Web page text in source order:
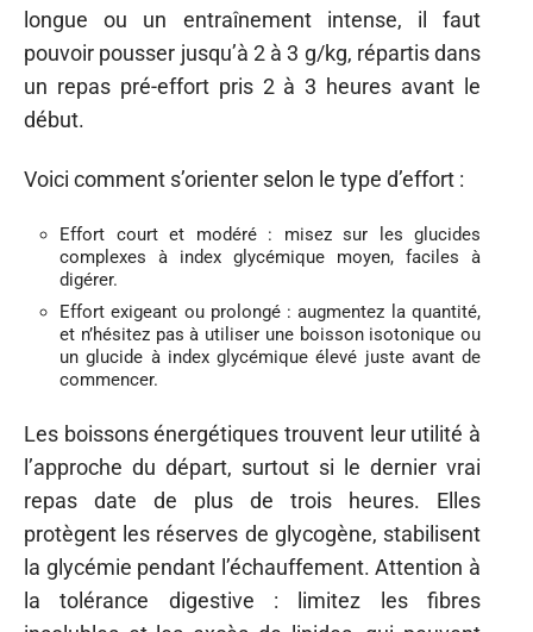
longue ou un entraînement intense, il faut
pouvoir pousser jusqu’à 2 à 3 g/kg, répartis dans
un repas pré-effort pris 2 à 3 heures avant le
début.
Voici comment s’orienter selon le type d’effort :
Effort court et modéré : misez sur les glucides
complexes à index glycémique moyen, faciles à
digérer.
Effort exigeant ou prolongé : augmentez la quantité,
et n’hésitez pas à utiliser une boisson isotonique ou
un glucide à index glycémique élevé juste avant de
commencer.
Les boissons énergétiques trouvent leur utilité à
l’approche du départ, surtout si le dernier vrai
repas date de plus de trois heures. Elles
protègent les réserves de glycogène, stabilisent
la glycémie pendant l’échauffement. Attention à
la tolérance digestive : limitez les fibres